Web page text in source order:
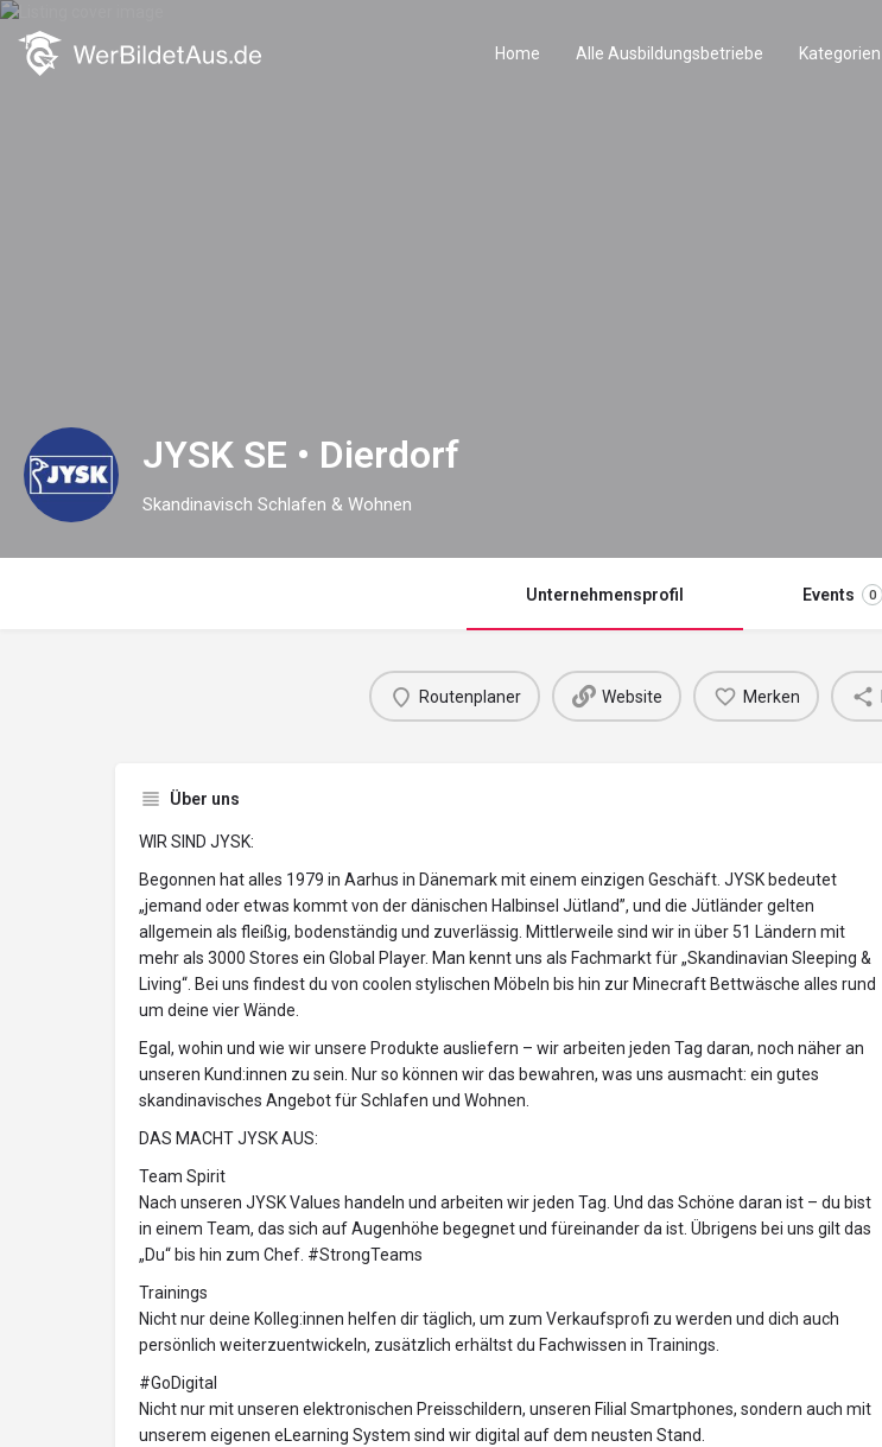
Home Alle Ausbildungsbetriebe Kategorien
JYSK SE • Dierdorf
Skandinavisch Schlafen & Wohnen
Unternehmensprofil Events 0
Routenplaner Website Merken
Über uns
WIR SIND JYSK:
Begonnen hat alles 1979 in Aarhus in Dänemark mit einem einzigen Geschäft. JYSK bedeutet
„jemand oder etwas kommt von der dänischen Halbinsel Jütland”, und die Jütländer gelten
allgemein als fleißig, bodenständig und zuverlässig. Mittlerweile sind wir in über 51 Ländern mit
mehr als 3000 Stores ein Global Player. Man kennt uns als Fachmarkt für „Skandinavian Sleeping &
Living“. Bei uns findest du von coolen stylischen Möbeln bis hin zur Minecraft Bettwäsche alles rund
um deine vier Wände.
Egal, wohin und wie wir unsere Produkte ausliefern – wir arbeiten jeden Tag daran, noch näher an
unseren Kund:innen zu sein. Nur so können wir das bewahren, was uns ausmacht: ein gutes
skandinavisches Angebot für Schlafen und Wohnen.
DAS MACHT JYSK AUS:
Team Spirit
Nach unseren JYSK Values handeln und arbeiten wir jeden Tag. Und das Schöne daran ist – du bist
in einem Team, das sich auf Augenhöhe begegnet und füreinander da ist. Übrigens bei uns gilt das
„Du“ bis hin zum Chef. #StrongTeams
Trainings
Nicht nur deine Kolleg:innen helfen dir täglich, um zum Verkaufsprofi zu werden und dich auch
persönlich weiterzuentwickeln, zusätzlich erhältst du Fachwissen in Trainings.
#GoDigital
Nicht nur mit unseren elektronischen Preisschildern, unseren Filial Smartphones, sondern auch mit
unserem eigenen eLearning System sind wir digital auf dem neusten Stand.